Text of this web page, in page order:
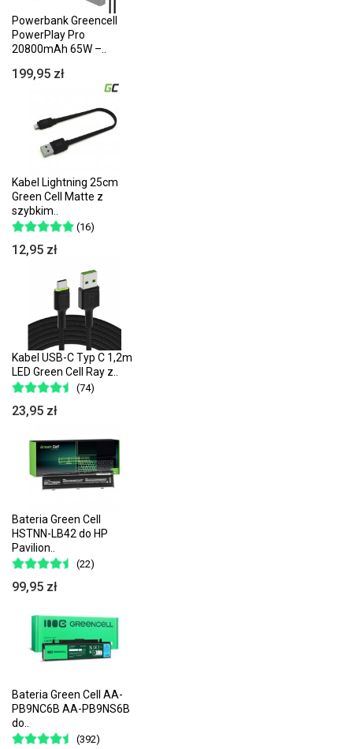
Powerbank Greencell
PowerPlay Pro
20800mAh 65W –..
199,95 zł
Kabel Lightning 25cm
Green Cell Matte z
szybkim..
(16)
12,95 zł
Kabel USB-C Typ C 1,2m
LED Green Cell Ray z..
(74)
23,95 zł
Bateria Green Cell
HSTNN-LB42 do HP
Pavilion..
(22)
99,95 zł
Bateria Green Cell AA-
PB9NC6B AA-PB9NS6B
do..
(392)